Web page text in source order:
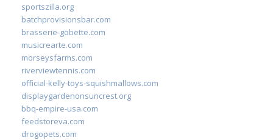
sportszilla.org
batchprovisionsbar.com
brasserie-gobette.com
musicrearte.com
morseysfarms.com
riverviewtennis.com
official-kelly-toys-squishmallows.com
displaygardenonsuncrest.org
bbq-empire-usa.com
feedstoreva.com
drogopets.com